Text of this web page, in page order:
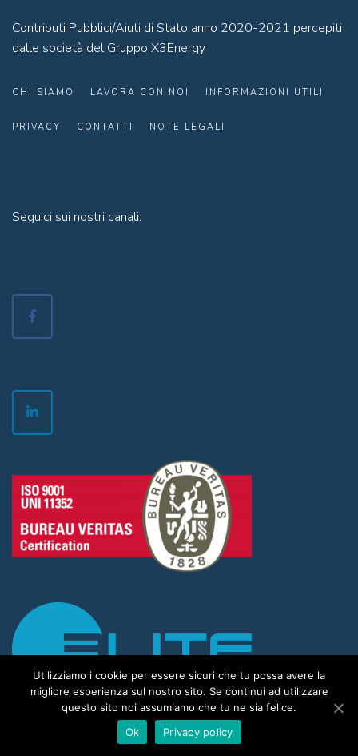
Contributi Pubblici/Aiuti di Stato anno 2020-2021 percepiti
dalle società del Gruppo X3Energy
CHI SIAMO LAVORA CON NOI INFORMAZIONI UTILI
PRIVACY CONTATTI NOTE LEGALI
Seguici sui nostri canali:
Utilizziamo i cookie per essere sicuri che tu possa avere la
migliore esperienza sul nostro sito. Se continui ad utilizzare
questo sito noi assumiamo che tu ne sia felice.
Ok
Privacy policy